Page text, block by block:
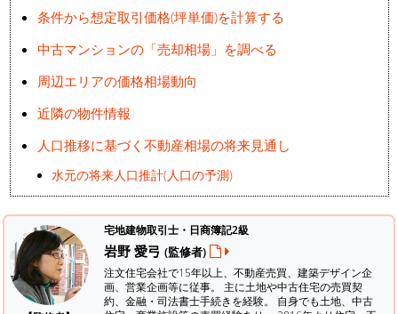
条件から想定取引価格(坪単価)を計算する
中古マンションの「売却相場」を調べる
周辺エリアの価格相場動向
近隣の物件情報
人口推移に基づく不動産相場の将来見通し
水元の将来人口推計(人口の予測)
宅地建物取引士・日商簿記2級
岩野 愛弓 (監修者)
注文住宅会社で15年以上、不動産売買、建築デザイン企
画、営業企画等に従事。 主に土地や中古住宅の売買契
約、金融・司法書士手続きを経験。 自身でも土地、中古